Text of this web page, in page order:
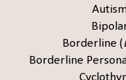
Borderline (
Borderline